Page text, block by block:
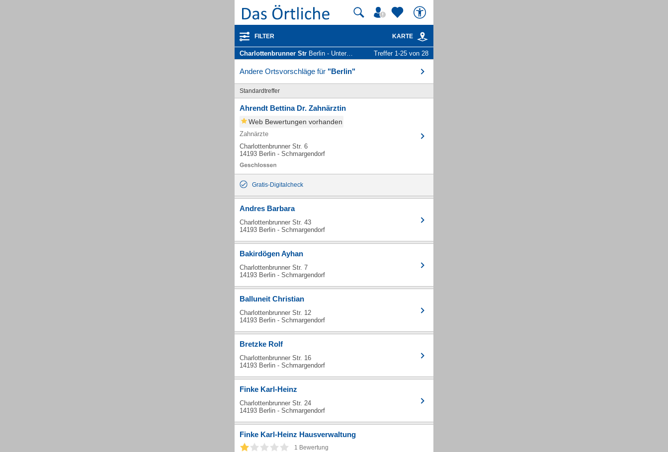
FILTER KARTE
Charlottenbrunner Str Berlin - Unternehmen und Personen Treffer 1-25 von 28
Andere Ortsvorschläge für "Berlin"
Standardtreffer
Ahrendt Bettina Dr. Zahnärztin
Web Bewertungen vorhanden
Zahnärzte
Charlottenbrunner Str. 6
14193 Berlin - Schmargendorf
Gratis-Digitalcheck
Andres Barbara
Charlottenbrunner Str. 43
14193 Berlin - Schmargendorf
Bakirdögen Ayhan
Charlottenbrunner Str. 7
14193 Berlin - Schmargendorf
Balluneit Christian
Charlottenbrunner Str. 12
14193 Berlin - Schmargendorf
Bretzke Rolf
Charlottenbrunner Str. 16
14193 Berlin - Schmargendorf
Finke Karl-Heinz
Charlottenbrunner Str. 24
14193 Berlin - Schmargendorf
Finke Karl-Heinz Hausverwaltung
1 Bewertung